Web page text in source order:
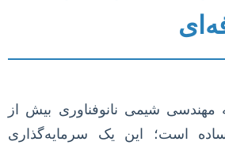
مهندسی شیمی نانوفناوری بیش از
است؛ این یک سرمایه‌گذاری